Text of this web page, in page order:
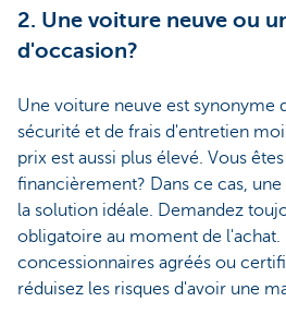
2. Une voiture neuve ou
d'occasion?
Une voiture neuve est synonyme
sécurité et de frais d'entretien
prix est aussi plus élevé. Vous
financièrement? Dans ce cas,
la solution idéale. Demandez
obligatoire au moment de l'achat.
concessionnaires agréés ou
réduisez les risques d'avoir une